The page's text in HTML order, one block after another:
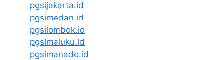
pgsijakarta.id
pgsimedan.id
pgsilombok.id
pgsimaluku.id
pgsimanado.id